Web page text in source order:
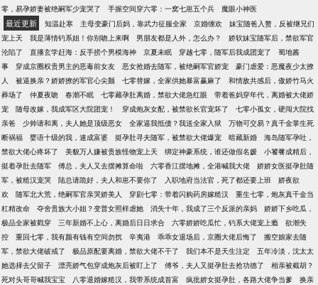
零，易孕娇妻被绝嗣军少宠哭了
手握空间穿六零：一窝七崽五个兵 魔眼小神医
最近更新 知温赴寒 主母变豪门后妈，靠武力征服全家 京婚缠欢
妹宝随爸入赘，反被继兄们
宠上天
我是薄情钓系姐！你别吻上来啊 男朋友都是人外，怎么办？
娇软妹宝随军后，禁欲军官
沦陷了
直播玄学赶海：反手捞个男模海神 京夏未眠 穿越七零，随军后我成团宠了
蜀地酱
事
穿成京圈权贵男主的恶毒前女友 恶女抢婚去随军，被绝嗣军官娇宠
豪门虐爱：恶魔夜少太撩
人
被逼换亲？娇娇撩的军官心尖颤 七零替嫁，全家供她暴富赢麻了
和情敌共感后，傲娇竹马火
葬场了
仲夏夜吻 春潮不眠 七零藏孕肚离婚，禁欲大佬急红眼
带着爸妈穿年代，离婚被大佬娇
宠
随母改嫁，我成军区大院团宠！ 穿成炮灰女配，被禁欲长官宠坏了
七零小孤女，硬闯大院找
亲爸
少帅请和离，夫人她是顶级恶女 全家逼我抵债？我送全家入狱
万物可交易？真千金掌生死
断祸福
婴语十级的我，速成富婆 挺孕肚寻夫随军，被禁欲大佬爆宠 暗藏新婚
海岛随军孕吐，
禁欲大佬心疼坏了
美貌万人嫌被贵族怪物宠上天 绑定神豪系统，谁还做假名媛
小饕餮成精后，
挺着孕肚去随军
傅总，夫人又去摆摊算命啦 六零香江摆地摊，全港喊我大佬
娇娇女医挺孕肚随
军，被糙汉宠哭
陆总请跪好，夫人和崽不要你了 入职地府当法官，死了都还要上班
娇夜欲
欢
随军北大荒，绝嗣军官亲哭娇美人 穿剧七零：带着闪购药房嫁糙汉
重生七零，炮灰真千金当
杠精改命
夺舍贵族大小姐？变普女照样虐她 消失十年，我成了三个反派的亲妈
娇娇下乡吃瓜，
极品全家被戳穿
三年新婚不上心，离婚后日日求合 六零娇娇吃瓜忙，钓系大佬宠上瘾
欲潮失
控
重回七零，我有颜有钱有空间勿扰 辛夷港 乖乖女退场后，京圈大佬后悔了
搬空娘家去随
军，禁欲大佬破戒了
极品原配要离婚，禁欲大佬不干了 我们本不是天生注定
五年冷淡，沈太太
她选择去父留子
漂亮娇气包穿成炮灰后被盯上了 傅爷，夫人又挺孕肚去抢功德了
相亲被截胡？
死对头哥哥喊我宝宝
八零退婚嫁糙汉，我带系统成首富 疯批娇女挺孕肚，各路大佬争当爹
换亲